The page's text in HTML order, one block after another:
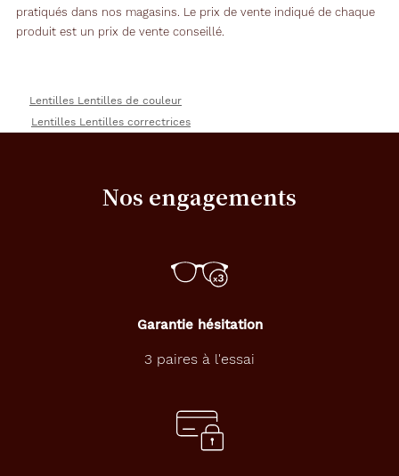
pratiqués dans nos magasins. Le prix de vente indiqué de chaque
produit est un prix de vente conseillé.
Lentilles Lentilles de couleur
Lentilles Lentilles correctrices
Nos engagements
Garantie hésitation
3 paires à l'essai